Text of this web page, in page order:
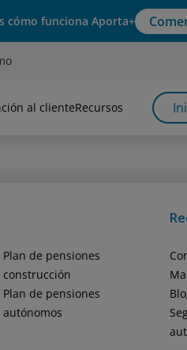
cómo funciona Aporta+
al clienteRecursos
Plan de pensiones
construcción
Plan de pensiones
autónomos